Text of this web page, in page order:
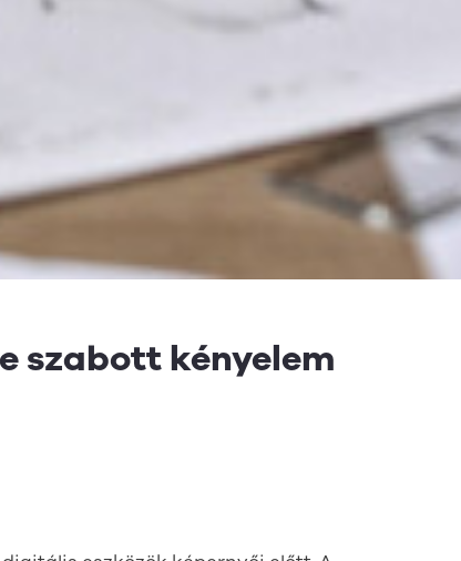
szabott kényelem